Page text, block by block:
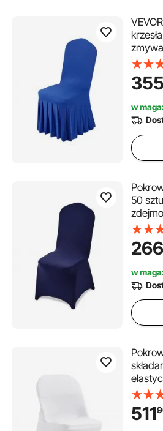
na
355
w
50
na
95
266
w
511